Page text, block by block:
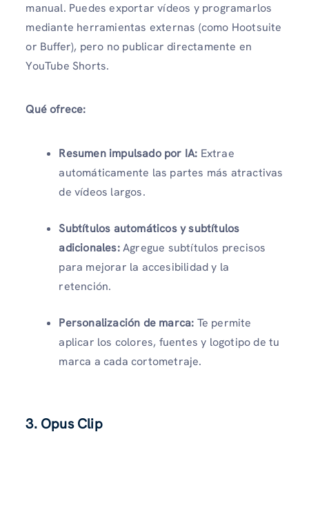
manual. Puedes exportar vídeos y programarlos
mediante herramientas externas (como Hootsuite
or Buffer), pero no publicar directamente en
YouTube Shorts.
Qué ofrece:
Resumen impulsado por IA: Extrae
automáticamente las partes más atractivas
de vídeos largos.
Subtítulos automáticos y subtítulos
adicionales:Agregue subtítulos precisos
para mejorar la accesibilidad y la
retención.
Personalización de marca: Te permite
aplicar los colores, fuentes y logotipo de tu
marca a cada cortometraje.
3. Opus Clip